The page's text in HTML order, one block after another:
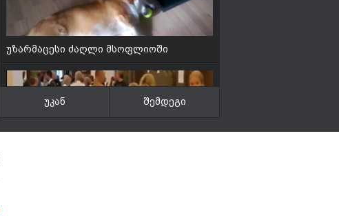
უზარმაცესი ძაღლი მსოფლიოში
უკან შემდეგი